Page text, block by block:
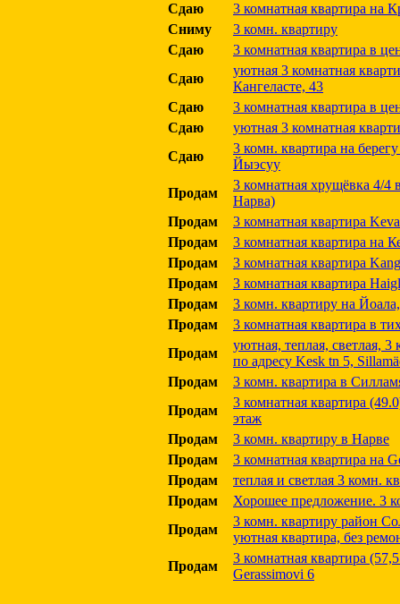
Сдаю
3 комнатная квартира на
Сниму
3 комн. квартиру
Сдаю
3 комнатная квартира в
Сдаю
уютная 3 комнатная
Кангеласте, 43
Сдаю
3 комнатная квартира в
Сдаю
уютная 3 комнатная
Сдаю
3 комн. квартира на
Йыэсуу
Продам
3 комнатная хрущёвка 4/4
Нарва)
Продам
3 комнатная квартира
Продам
3 комнатная квартира на
Продам
3 комнатная квартира
Продам
3 комнатная квартира
Продам
3 комн. квартиру на
Продам
3 комнатная квартира в
Продам
уютная, теплая, светлая, 3
по адресу Kesk tn 5,
Продам
3 комн. квартира в
Продам
3 комнатная квартира
этаж
Продам
3 комн. квартиру в Нарве
Продам
3 комнатная квартира на
Продам
теплая и светлая 3 комн.
Продам
Хорошее предложение. 3
Продам
3 комн. квартиру район
уютная квартира, без
Продам
3 комнатная квартира
Gerassimovi 6